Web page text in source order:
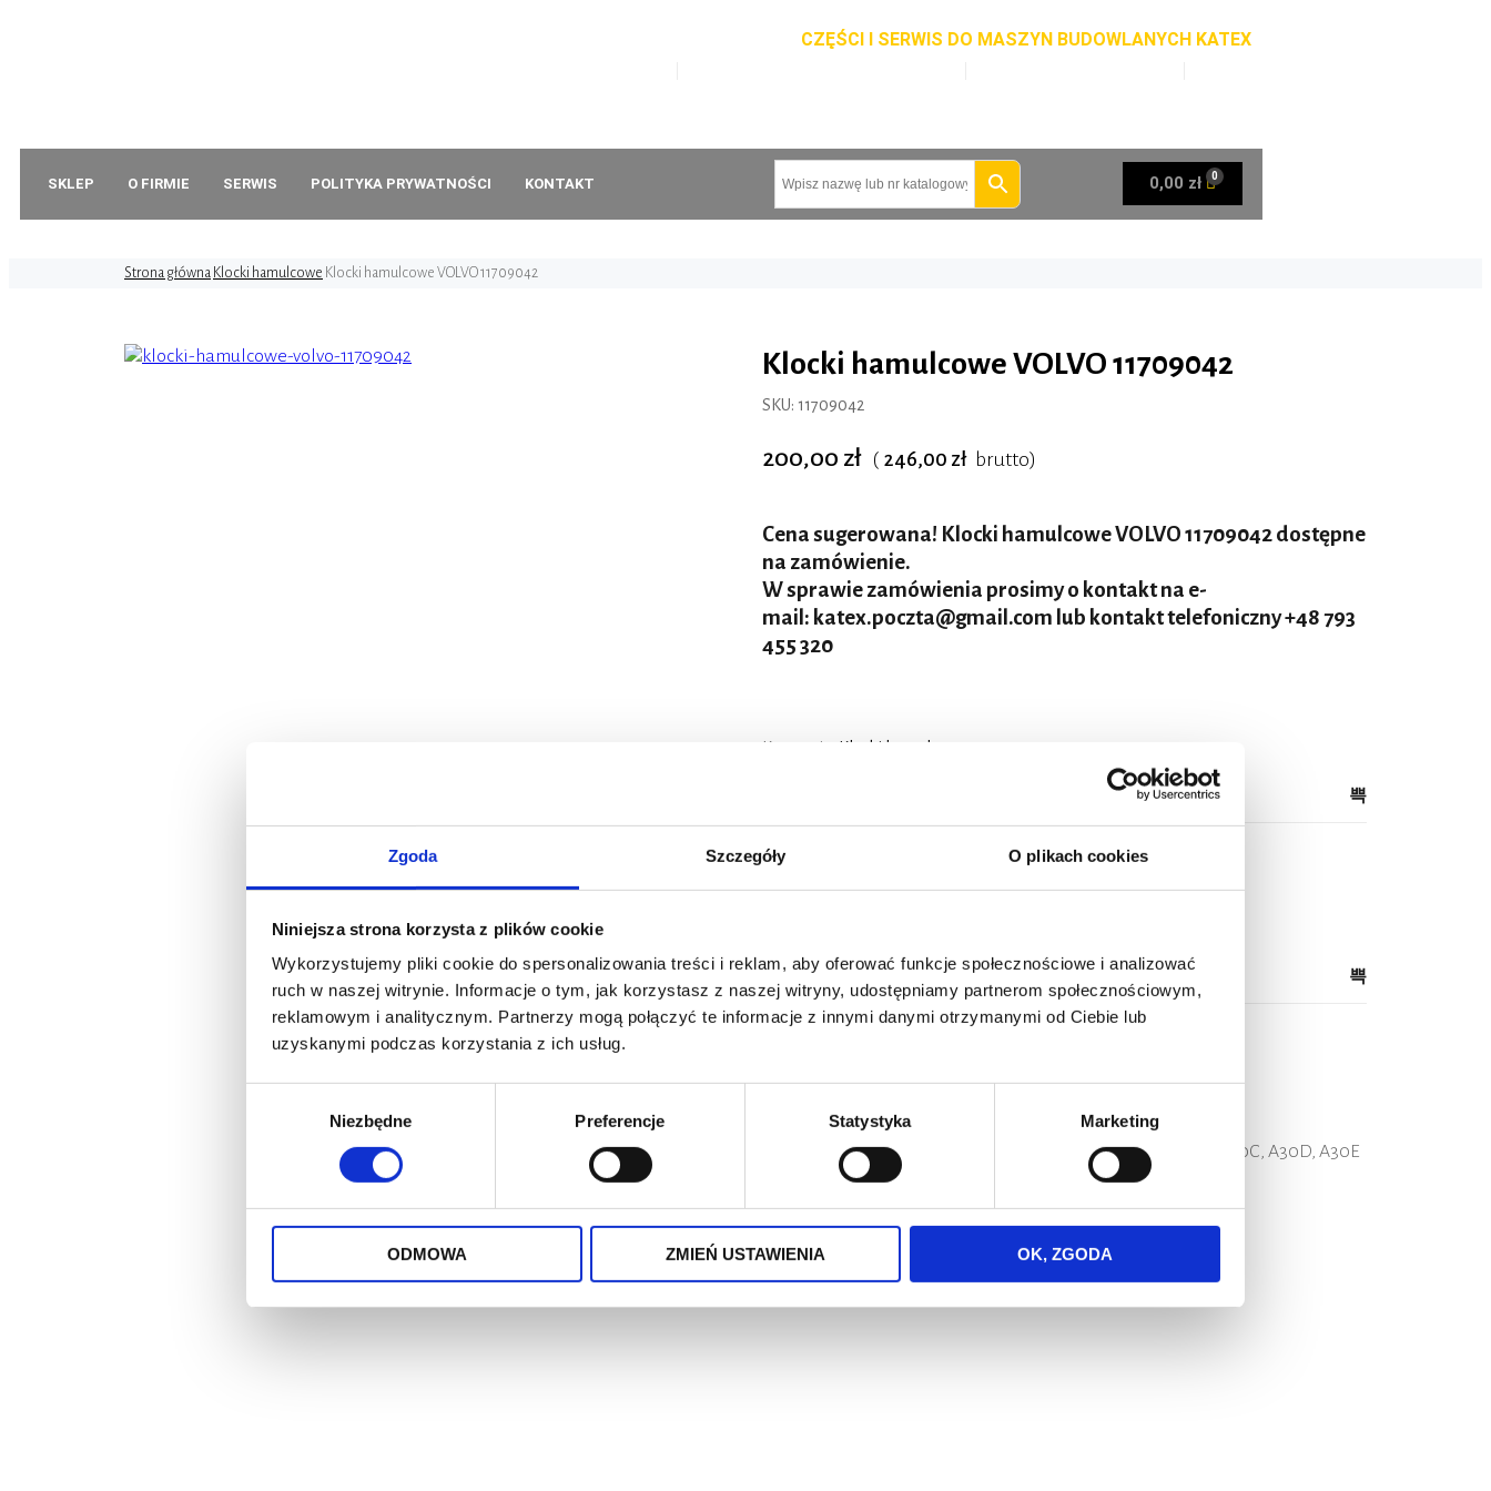
Zgoda Szczegóły O plikach cookies
Niniejsza strona korzysta z plików cookie
Wykorzystujemy pliki cookie do spersonalizowania treści i reklam, aby oferować funkcje społecznościowe i analizować
ruch w naszej witrynie. Informacje o tym, jak korzystasz z naszej witryny, udostępniamy partnerom społecznościowym,
reklamowym i analitycznym. Partnerzy mogą połączyć te informacje z innymi danymi otrzymanymi od Ciebie lub
uzyskanymi podczas korzystania z ich usług.
Niezbędne Preferencje Statystyka Marketing
ODMOWA ZMIEŃ USTAWIENIA OK, ZGODA
CZĘŚCI I SERWIS DO MASZYN BUDOWLANYCH KATEX
SKLEP O FIRMIE SERWIS POLITYKA PRYWATNOŚCI KONTAKT 0,00 zł
Strona główna Klocki hamulcowe Klocki hamulcowe VOLVO 11709042
Klocki hamulcowe VOLVO 11709042
SKU: 11709042
200,00 zł ( 246,00 zł brutto)
Cena sugerowana! Klocki hamulcowe VOLVO 11709042 dostępne
na zamówienie.
W sprawie zamówienia prosimy o kontakt na e-
mail: katex.poczta@gmail.com lub kontakt telefoniczny+48 793
455 320
Kategoria: Klocki hamulcowe
Klocki hamulcowe VOLVO 11709042
INFORMACJE DODATKOWE
Pasuje do A20, A20C, A25B, A25C, A25D, A25E, A30C, A30D, A30E